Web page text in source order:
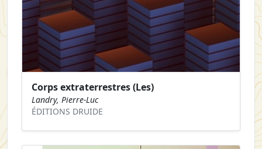
Corps extraterrestres (Les)
Landry, Pierre-Luc
ÉDITIONS DRUIDE